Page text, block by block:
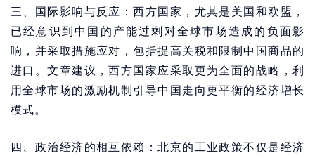
三、国际影响与反应：西方国家，尤其是美国和欧盟，
已经意识到中国的产能过剩对全球市场造成的负面影
响，并采取措施应对，包括提高关税和限制中国商品的
进口。文章建议，西方国家应采取更为全面的战略，利
用全球市场的激励机制引导中国走向更平衡的经济增长
模式。
四、政治经济的相互依赖：北京的工业政策不仅是经济